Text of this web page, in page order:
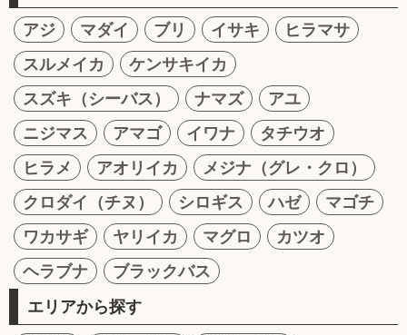
アジ マダイ ブリ イサキ
ヒラマサ
スルメイカ
ケンサキイカ
スズキ（シーバス）
ナマズ
アユ
ニジマス
アマゴ イワナ
タチウオ
ヒラメ
アオリイカ
メジナ（グレ・クロ）
クロダイ（チヌ）
シロギス ハゼ
マゴチ
ワカサギ
ヤリイカ マグロ
カツオ
ヘラブナ
ブラックバス
エリアから探す